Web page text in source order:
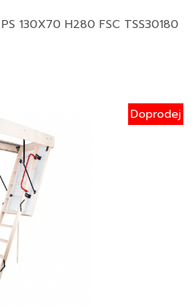
130X70 H280 FSC TSS30180
Doprodej